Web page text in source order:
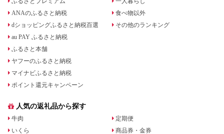
ANAのふるさと納税
dショッピングふるさと納税百選
au PAY ふるさと納税
ふるさと本舗
ヤフーのふるさと納税
マイナビふるさと納税
ポイント還元キャンペーン
食べ物以外
その他のランキング
人気の返礼品から探す
牛肉
いくら
定期便
商品券・金券